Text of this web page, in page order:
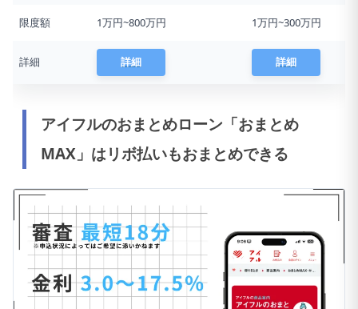
限度額 1万円~800万円 1万円~300万円
詳細 詳細 詳細
アイフルのおまとめローン「おまとめ
MAX」はリボ払いもおまとめできる